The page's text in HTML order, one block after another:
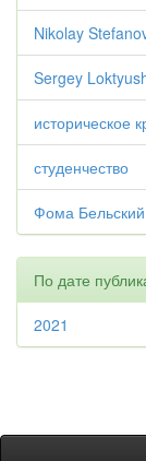
Nikolay
Sergey
историческое
студенчество
Фома Бельский
По дате
2021